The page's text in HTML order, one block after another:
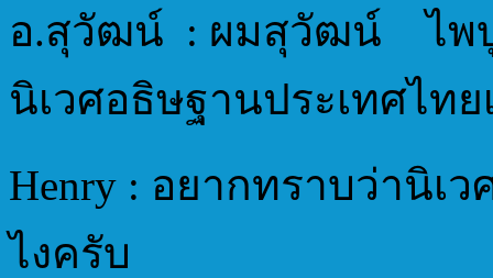
อ.สุวัฒน์ : ผมสุวัฒน์ ไพบู
นิเวศอธิษฐานประเทศไท
Henry : อยากทราบว่านิเ
ไงครับ